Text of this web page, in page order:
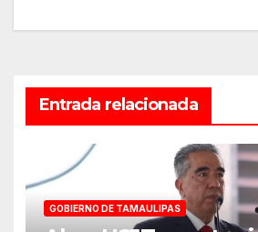
Entrada relacionada
GOBIERNO DE TAMAULIPAS